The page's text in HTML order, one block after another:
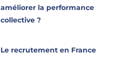
améliorer la performance
collective ?
Le recrutement en France